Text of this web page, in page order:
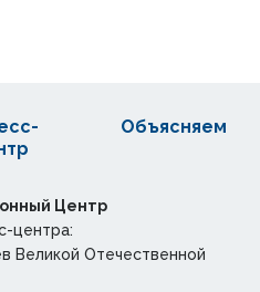
Объясняем
Центр
центра:
Великой Отечественной